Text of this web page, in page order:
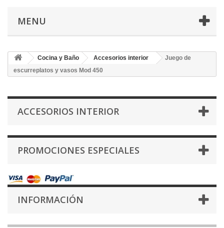
MENU
Cocina y Baño Accesorios interior
Juego de
escurreplatos y vasos Mod 450
ACCESORIOS INTERIOR
PROMOCIONES ESPECIALES
INFORMACIÓN